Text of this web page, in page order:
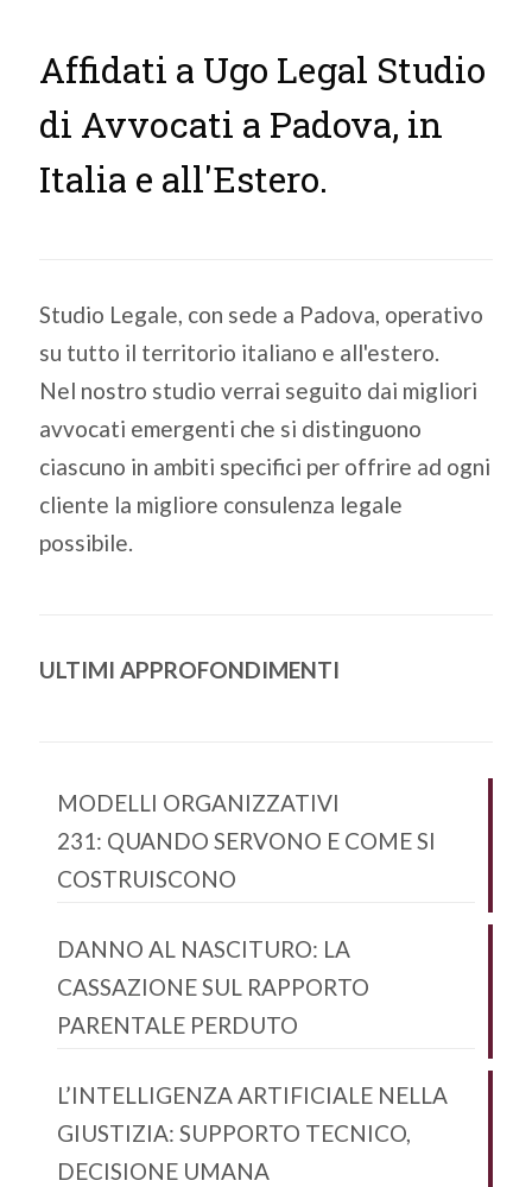
Affidati a Ugo Legal Studio
di Avvocati a Padova, in
Italia e all'Estero.
Studio Legale, con sede a Padova, operativo
su tutto il territorio italiano e all'estero.
Nel nostro studio verrai seguito dai migliori
avvocati emergenti che si distinguono
ciascuno in ambiti specifici per offrire ad ogni
cliente la migliore consulenza legale
possibile.
ULTIMI APPROFONDIMENTI
MODELLI ORGANIZZATIVI
231: QUANDO SERVONO E COME SI
COSTRUISCONO
DANNO AL NASCITURO: LA
CASSAZIONE SUL RAPPORTO
PARENTALE PERDUTO
L’INTELLIGENZA ARTIFICIALE NELLA
GIUSTIZIA: SUPPORTO TECNICO,
DECISIONE UMANA